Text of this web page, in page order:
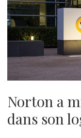
Norton a
dans son